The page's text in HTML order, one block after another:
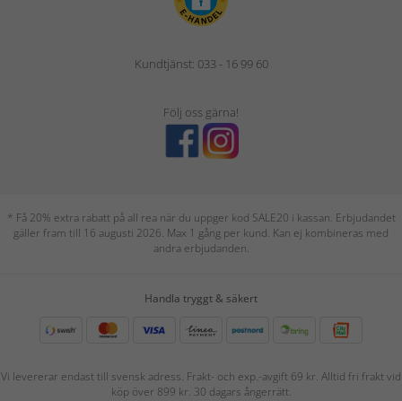
Kundtjänst: 033 - 16 99 60
Följ oss gärna!
* Få 20% extra rabatt på all rea när du uppger kod SALE20 i kassan. Erbjudandet
gäller fram till 16 augusti 2026. Max 1 gång per kund. Kan ej kombineras med
andra erbjudanden.
Handla tryggt & säkert
Vi levererar endast till svensk adress. Frakt- och exp.-avgift 69 kr. Alltid fri frakt vid
köp över 899 kr. 30 dagars ångerrätt.